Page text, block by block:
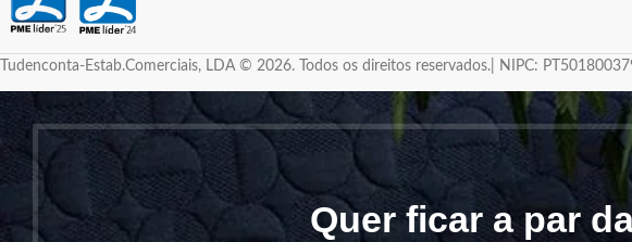
Tudenconta-Estab.Comerciais, LDA © 2026. Todos os direitos reservados.| NIPC:
Quer ficar a par